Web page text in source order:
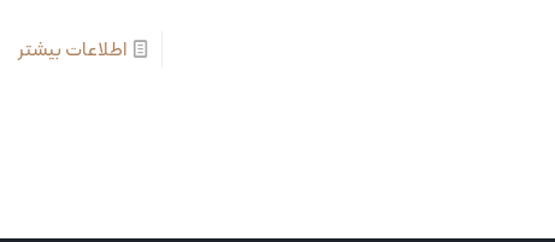
اطلاعات بیشتر